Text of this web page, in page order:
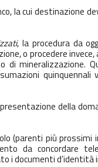
la cui destinazione
, la procedura da
o procedere invece,
di mineralizzazione.
della
(parenti più prossimi
da concordare
i documenti